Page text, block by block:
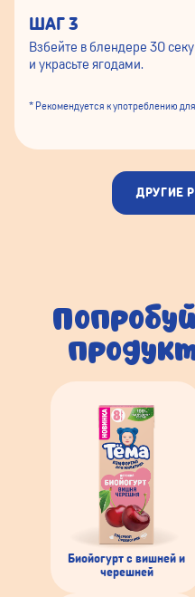
ШАГ 3
Взбейте в блендере 30
и украсьте ягодами.
* Рекомендуется к употреблению
ДРУГИЕ
Биойогурт с вишней и
черешней